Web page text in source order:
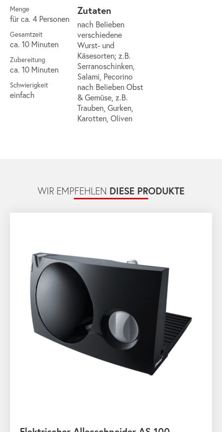
Menge
für ca. 4 Personen
Gesamtzeit
ca. 10 Minuten
Zubereitung
ca. 10 Minuten
Schwierigkeit
einfach
Zutaten
nach Belieben
verschiedene
Wurst- und
Käsesorten; z.B.
Serranoschinken,
Salami, Pecorino
nach Belieben Obst
& Gemüse, z.B.
Trauben, Gurken,
Karotten, Oliven
WIR EMPFEHLEN DIESE PRODUKTE